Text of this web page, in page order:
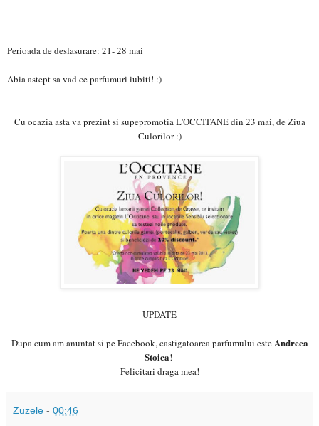
Perioada de desfasurare: 21- 28 mai
Abia astept sa vad ce parfumuri iubiti! :)
Cu ocazia asta va prezint si supepromotia L'OCCITANE din 23 mai, de Ziua
Culorilor :)
UPDATE
Dupa cum am anuntat si pe Facebook, castigatoarea parfumului este Andreea
Stoica!
Felicitari draga mea!
Zuzele - 00:46